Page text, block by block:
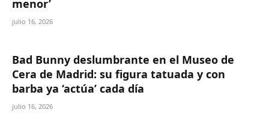
menor’
julio 16, 2026
Bad Bunny deslumbrante en el Museo de
Cera de Madrid: su figura tatuada y con
barba ya ‘actúa’ cada día
julio 16, 2026